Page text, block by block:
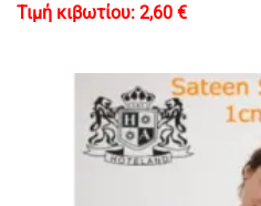
2,60 €